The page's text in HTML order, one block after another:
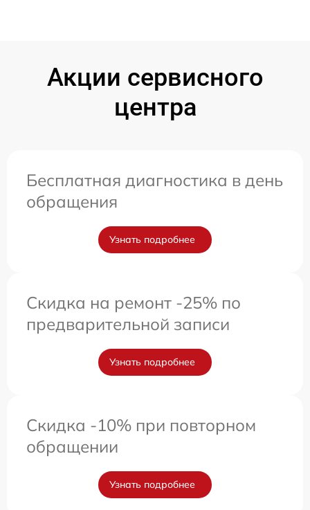
Акции сервисного
центра
Бесплатная диагностика в день
обращения
Узнать подробнее
Скидка на ремонт -25% по
предварительной записи
Узнать подробнее
Скидка -10% при повторном
обращении
Узнать подробнее